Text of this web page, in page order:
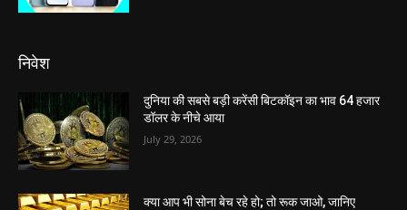
निवेश
दुनिया की सबसे बड़ी करेंसी बिटकॉइन का भाव 64 हजार
डॉलर के नीचे आया
July 29, 2026
क्या आप भी सोना बेच रहे हो; तो रूक जाओ, जानिए